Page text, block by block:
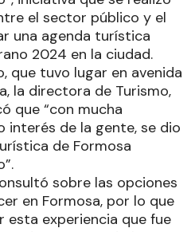
el sector público y el
una agenda turística
2024 en la ciudad.
que tuvo lugar en avenida
la directora de Turismo,
que “con mucha
interés de la gente, se dio
de Formosa
sobre las opciones
en Formosa, por lo que
esta experiencia que fue